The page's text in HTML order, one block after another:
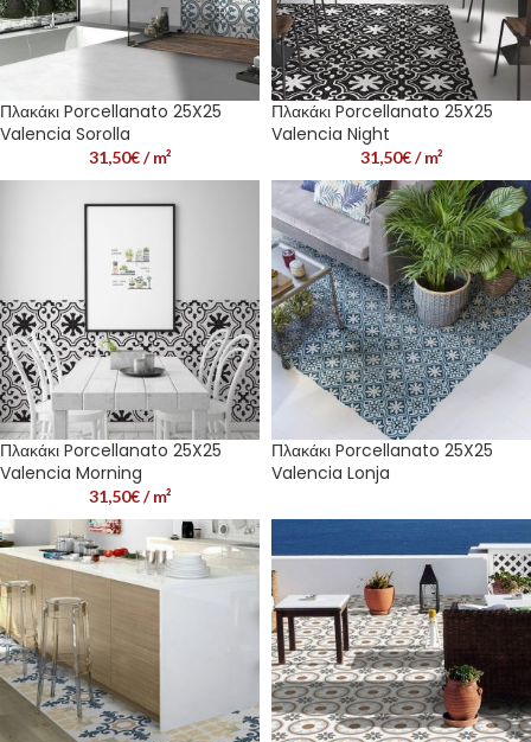
Πλακάκι Porcellanato 25X25
Valencia Sorolla
31,50€/ m²
Πλακάκι Porcellanato 25X25
Valencia Night
31,50€/ m²
Πλακάκι Porcellanato 25X25
Valencia Morning
31,50€/ m²
Πλακάκι Porcellanato 25X25
Valencia Lonja